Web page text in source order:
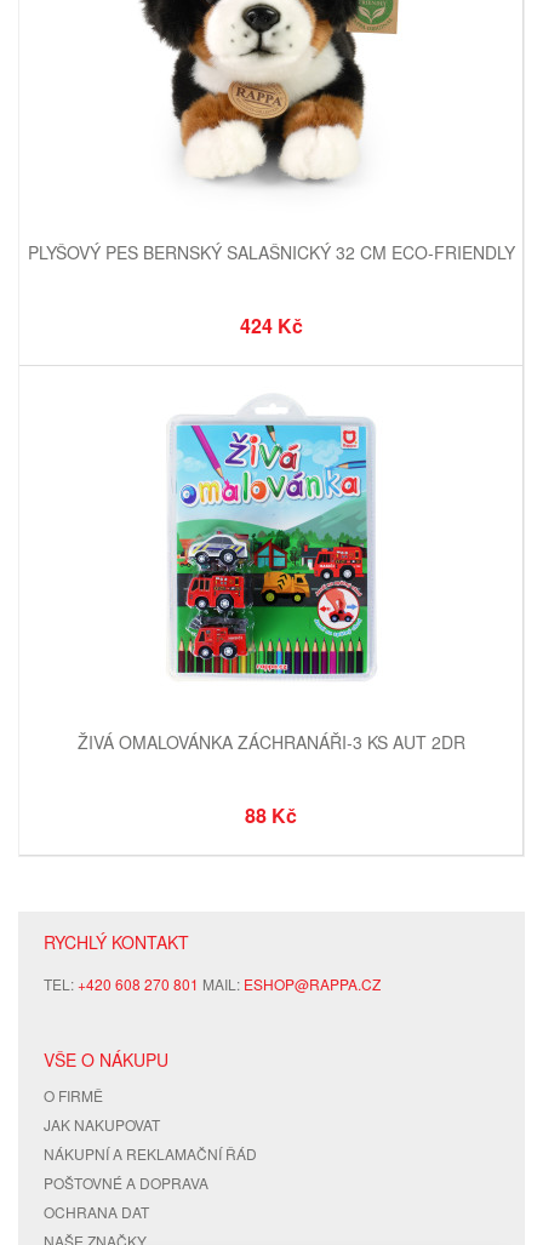
PLYŠOVÝ PES BERNSKÝ SALAŠNICKÝ 32 CM ECO-FRIENDLY
424 Kč
ŽIVÁ OMALOVÁNKA ZÁCHRANÁŘI-3 KS AUT 2DR
88 Kč
RYCHLÝ KONTAKT
TEL:+420 608 270 801 MAIL: ESHOP@RAPPA.CZ
VŠE O NÁKUPU
O FIRMĚ
JAK NAKUPOVAT
NÁKUPNÍ A REKLAMAČNÍ ŘÁD
POŠTOVNÉ A DOPRAVA
OCHRANA DAT
NAŠE ZNAČKY